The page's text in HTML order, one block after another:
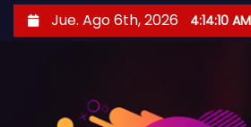
Jue. Ago 6th, 2026 4:14:12 AM